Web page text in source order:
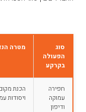
סוג
הפעולה
בקרקע
מטרה
חפירה
עמוקה
ודיפון
הכנת
ויסודות